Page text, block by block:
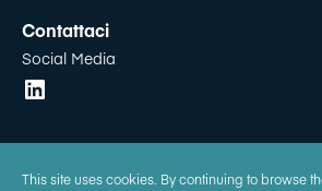
This site uses cookies. By continuing to browse
Contattaci
Social Media
Politica Sulla Privacy Termini Di Utilizzo
Dichiarazione contro la Schiavitù e Traffico di